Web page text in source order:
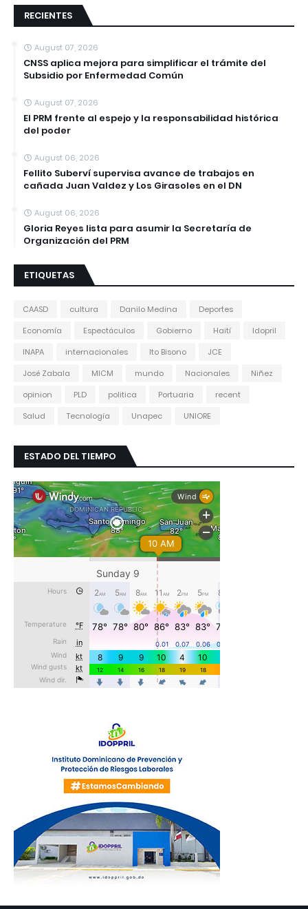
RECIENTES
August 07, 2026
CNSS aplica mejora para simplificar el trámite del
Subsidio por Enfermedad Común
August 07, 2026
El PRM frente al espejo y la responsabilidad histórica
del poder
August 06, 2026
Fellito Suberví supervisa avance de trabajos en
cañada Juan Valdez y Los Girasoles en el DN
August 06, 2026
Gloria Reyes lista para asumir la Secretaría de
Organización del PRM
ETIQUETAS
CAASD cultura Danilo Medina
Deportes
Economía
Espectáculos Gobierno Haití
Idopril
INAPA
internacionales Ito Bisono
JCE
José Zabala
MICM mundo Nacionales
Niñez
opinion
PLD politica Portuaria
recent
Salud
Tecnología Unapec UNIORE
ESTADO DEL TIEMPO